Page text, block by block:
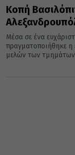
Κοπή
Μέσα σε ένα
πραγματοποιήθηκε
μελών των τμημάτων